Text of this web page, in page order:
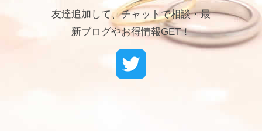
友達追加して、チャットで相談・最
新ブログやお得情報GET！